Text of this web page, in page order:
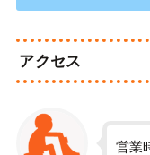
アクセス
営業